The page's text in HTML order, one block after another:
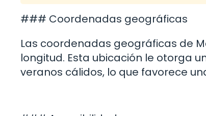
### Coordenadas geográficas
Las coordenadas geográficas de
longitud. Esta ubicación le otorga
veranos cálidos, lo que favorece